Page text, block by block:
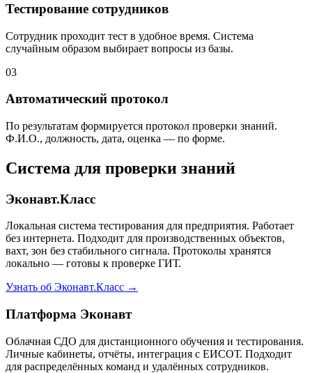
Тестирование сотрудников
Сотрудник проходит тест в удобное время. Система
случайным образом выбирает вопросы из базы.
03
Автоматический протокол
По результатам формируется протокол проверки знаний.
Ф.И.О., должность, дата, оценка — по форме.
Система для проверки знаний
Эконавт.Класс
Локальная система тестирования для предприятия. Работает
без интернета. Подходит для производственных объектов,
вахт, зон без стабильного сигнала. Протоколы хранятся
локально — готовы к проверке ГИТ.
Узнать об Эконавт.Класс →
Платформа Эконавт
Облачная СДО для дистанционного обучения и тестирования.
Личные кабинеты, отчёты, интеграция с ЕИСОТ. Подходит
для распределённых команд и удалённых сотрудников.